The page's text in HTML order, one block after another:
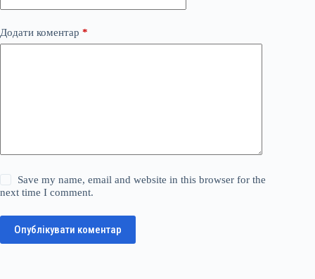
Додати коментар *
Save my name, email and website in this browser for the
next time I comment.
Опублікувати коментар